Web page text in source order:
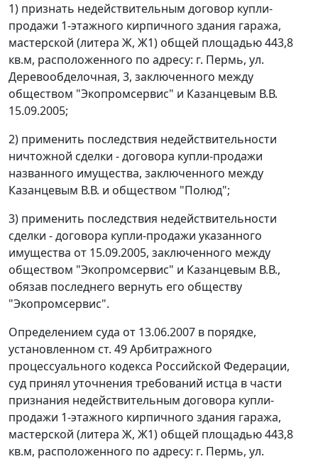
1) признать недействительным договор купли-
продажи 1-этажного кирпичного здания гаража,
мастерской (литера Ж, Ж1) общей площадью 443,8
кв.м, расположенного по адресу: г. Пермь, ул.
Деревообделочная, 3, заключенного между
обществом "Экопромсервис" и Казанцевым В.В.
15.09.2005;
2) применить последствия недействительности
ничтожной сделки - договора купли-продажи
названного имущества, заключенного между
Казанцевым В.В. и обществом "Полюд";
3) применить последствия недействительности
сделки - договора купли-продажи указанного
имущества от 15.09.2005, заключенного между
обществом "Экопромсервис" и Казанцевым В.В.,
обязав последнего вернуть его обществу
"Экопромсервис".
Определением суда от 13.06.2007 в порядке,
установленном ст. 49 Арбитражного
процессуального кодекса Российской Федерации,
суд принял уточнения требований истца в части
признания недействительным договора купли-
продажи 1-этажного кирпичного здания гаража,
мастерской (литера Ж, Ж1) общей площадью 443,8
кв.м, расположенного по адресу: г. Пермь, ул.